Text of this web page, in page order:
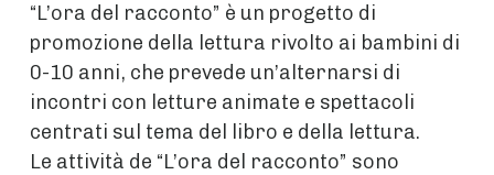
“L’ora del racconto” è un progetto di
promozione della lettura rivolto ai bambini di
0-10 anni, che prevede un’alternarsi di
incontri con letture animate e spettacoli
centrati sul tema del libro e della lettura.
Le attività de “L’ora del racconto” sono